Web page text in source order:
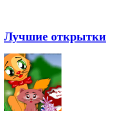
Лучшие открытки